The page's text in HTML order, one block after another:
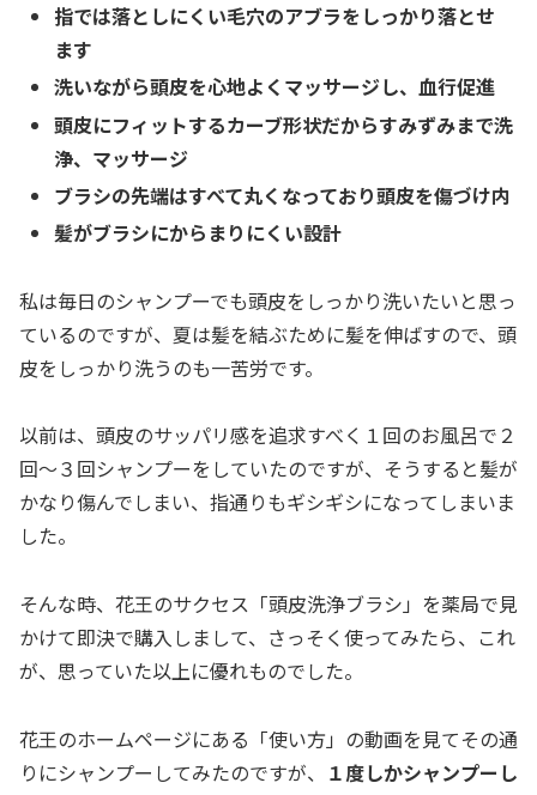
指では落としにくい毛穴のアブラをしっかり落とせ
ます
洗いながら頭皮を心地よくマッサージし、血行促進
頭皮にフィットするカーブ形状だからすみずみまで洗
浄、マッサージ
ブラシの先端はすべて丸くなっており頭皮を傷づけ内
髪がブラシにからまりにくい設計
私は毎日のシャンプーでも頭皮をしっかり洗いたいと思っ
ているのですが、夏は髪を結ぶために髪を伸ばすので、頭
皮をしっかり洗うのも一苦労です。
以前は、頭皮のサッパリ感を追求すべく１回のお風呂で２
回〜３回シャンプーをしていたのですが、そうすると髪が
かなり傷んでしまい、指通りもギシギシになってしまいま
した。
そんな時、花王のサクセス「頭皮洗浄ブラシ」を薬局で見
かけて即決で購入しまして、さっそく使ってみたら、これ
が、思っていた以上に優れものでした。
花王のホームページにある「使い方」の動画を見てその通
りにシャンプーしてみたのですが、 １度しかシャンプーし